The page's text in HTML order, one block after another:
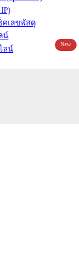
คเลขพัสดุ
น์
ลน์
New